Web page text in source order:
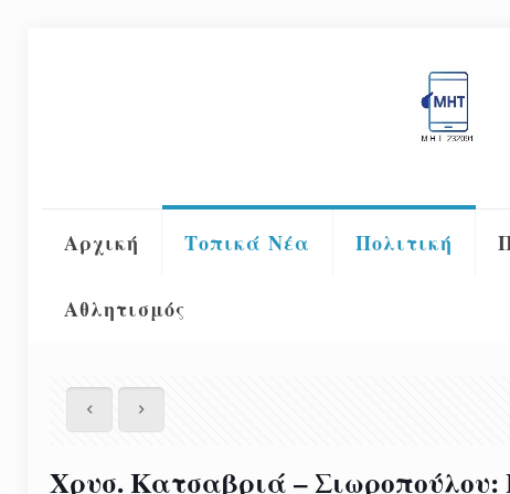
Αρχική Τοπικά Νέα Πολιτική
Αθλητισμός
Χρυσ. Κατσαβριά – Σιωροπούλου: